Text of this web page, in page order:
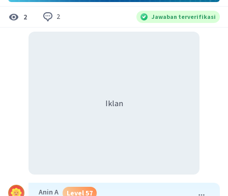
2 2 Jawaban terverifikasi
Iklan
Anin A Level 57